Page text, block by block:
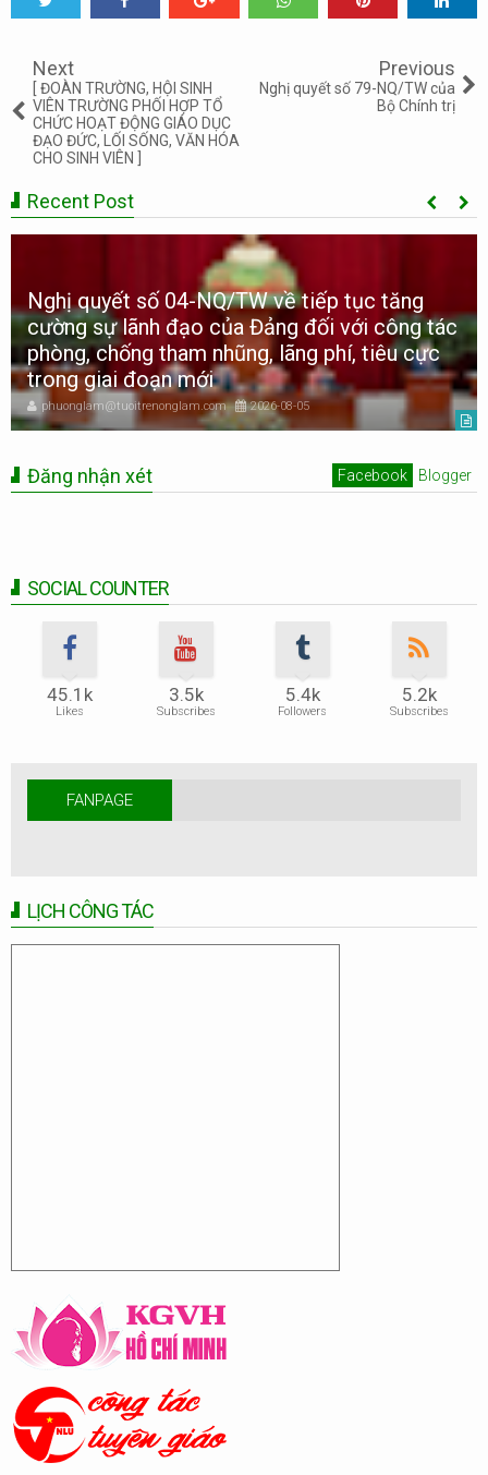
Next
[ ĐOÀN TRƯỜNG, HỘI SINH
VIÊN TRƯỜNG PHỐI HỢP TỔ
CHỨC HOẠT ĐỘNG GIÁO DỤC
ĐẠO ĐỨC, LỐI SỐNG, VĂN HÓA
CHO SINH VIÊN ]
Previous
Nghị quyết số 79-NQ/TW của
Bộ Chính trị
Recent Post
Nghị quyết số 04-NQ/TW về tiếp tục tăng
cường sự lãnh đạo của Đảng đối với công tác
phòng, chống tham nhũng, lãng phí, tiêu cực
trong giai đoạn mới
phuonglam@tuoitrenonglam.com 2026-08-05
Đăng nhận xét Facebook Blogger
SOCIAL COUNTER
45.1k
Likes
3.5k
Subscribes
5.4k
Followers
5.2k
Subscribes
FANPAGE
LỊCH CÔNG TÁC